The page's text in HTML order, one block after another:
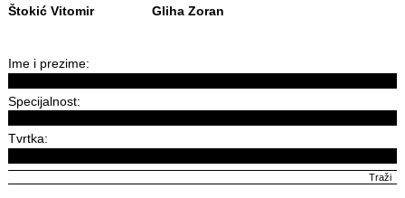
Štokić Vitomir Gliha Zoran
Ime i prezime:
Specijalnost:
Tvrtka: